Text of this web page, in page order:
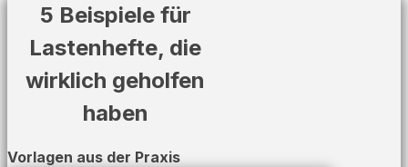
5 Beispiele für
Lastenhefte, die
wirklich geholfen
haben
Vorlagen aus der Praxis